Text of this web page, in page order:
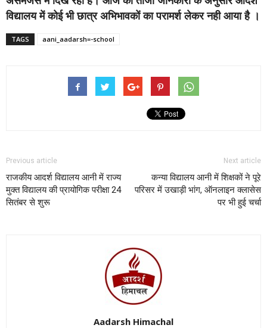
विद्यालय में कोई भी छात्र अभिभावकों का परामर्श लेकर नही आया है ।
TAGS aani_aadarsh=-school
Previous article
राजकीय आदर्श विद्यालय आनी में राज्य
मुक्त विद्यालय की प्रायोगिक परीक्षा 24
सितंबर से शुरू
Next article
कन्या विद्यालय आनी में शिक्षकों ने पूरे
परिसर में उखाड़ी भांग, ऑनलाइन क्लासेस
पर भी हुई चर्चा
Aadarsh Himachal